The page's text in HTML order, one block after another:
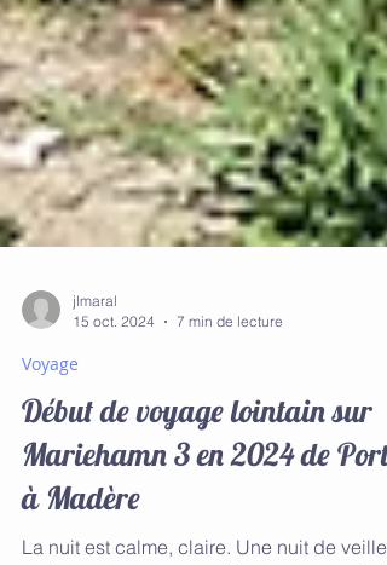
15 oct. 2024
7 min de lecture
Voyage
Début de voyage lointain sur